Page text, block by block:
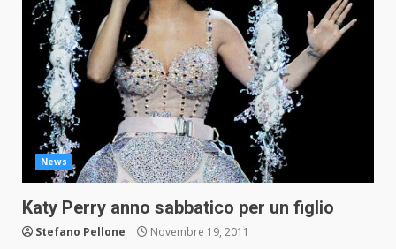
News
Katy Perry anno sabbatico per un figlio
Stefano Pellone Novembre 19, 2011